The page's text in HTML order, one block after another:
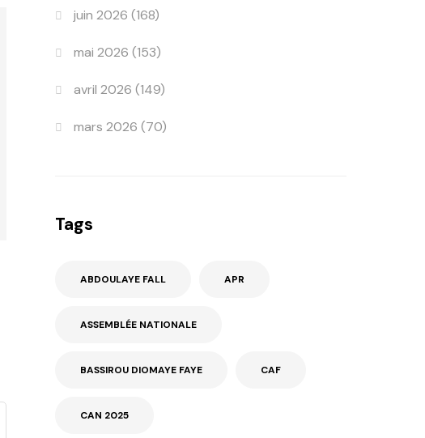
juin 2026 (168)
mai 2026 (153)
avril 2026 (149)
mars 2026 (70)
Tags
ABDOULAYE FALL APR
ASSEMBLÉE NATIONALE
BASSIROU DIOMAYE FAYE CAF
CAN 2025